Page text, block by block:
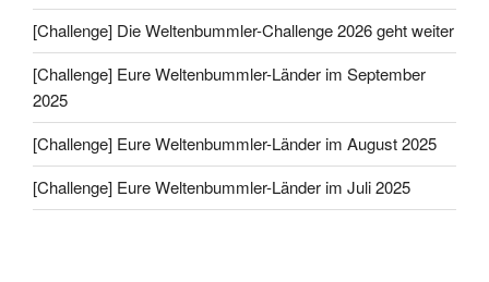
[Challenge] Die Weltenbummler-Challenge 2026 geht weiter
[Challenge] Eure Weltenbummler-Länder im September
2025
[Challenge] Eure Weltenbummler-Länder im August 2025
[Challenge] Eure Weltenbummler-Länder im Juli 2025